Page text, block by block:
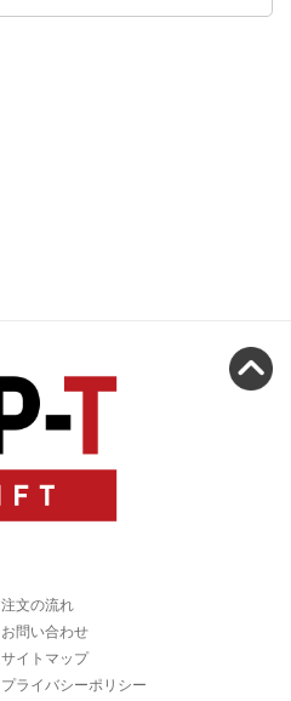
注文の流れ
お問い合わせ
サイトマップ
プライバシーポリシー